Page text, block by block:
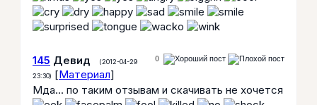
0
145 Девид
(2012-04-29
23:30) [Материал]
Мда... по таким отзывам и скачивать не хочется